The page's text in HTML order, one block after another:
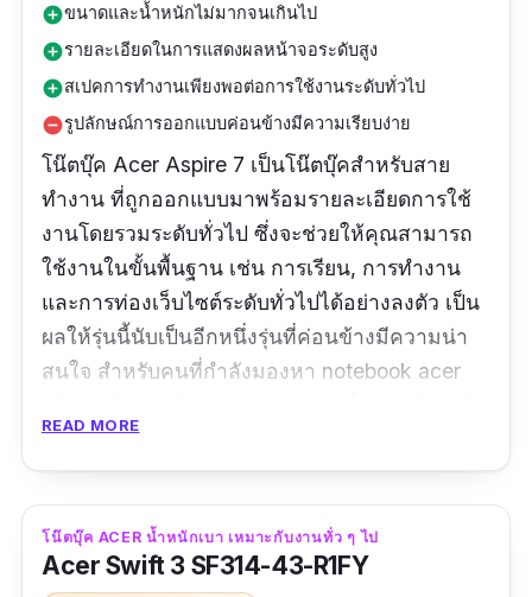
add_circleขนาดและน้ำหนักไม่มากจนเกินไป
add_circleรายละเอียดในการแสดงผลหน้าจอระดับสูง
add_circleสเปคการทำงานเพียงพอต่อการใช้งานระดับทั่วไป
remove_circleรูปลักษณ์การออกแบบค่อนข้างมีความเรียบง่าย
โน๊ตบุ๊ค Acer Aspire 7 เป็นโน๊ตบุ๊คสำหรับสาย
ทำงาน ที่ถูกออกแบบมาพร้อมรายละเอียดการใช้
งานโดยรวมระดับทั่วไป ซึ่งจะช่วยให้คุณสามารถ
ใช้งานในขั้นพื้นฐาน เช่น การเรียน, การทำงาน
และการท่องเว็บไซต์ระดับทั่วไปได้อย่างลงตัว เป็น
ผลให้รุ่นนี้นับเป็นอีกหนึ่งรุ่นที่ค่อนข้างมีความน่า
สนใจ สำหรับคนที่กำลังมองหา notebook acer
ชีวิตประจำวันเป็นอย่างมาก จากระดับราคาและ
รายละเอียดส่วนต่าง ๆ ที่ทางแบรนด์ได้ติดตั้งมาให้
ภายในตัวเครื่องนั่นเองครับ
ข้อมูลเฉพาะ
READ MORE
โน๊ตบุ๊ค ACER น้ำหนักเบา เหมาะกับงานทั่ว ๆ ไป
Acer Swift 3 SF314-43-R1FY